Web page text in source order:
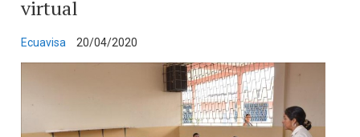
virtual
Ecuavisa 20/04/2020